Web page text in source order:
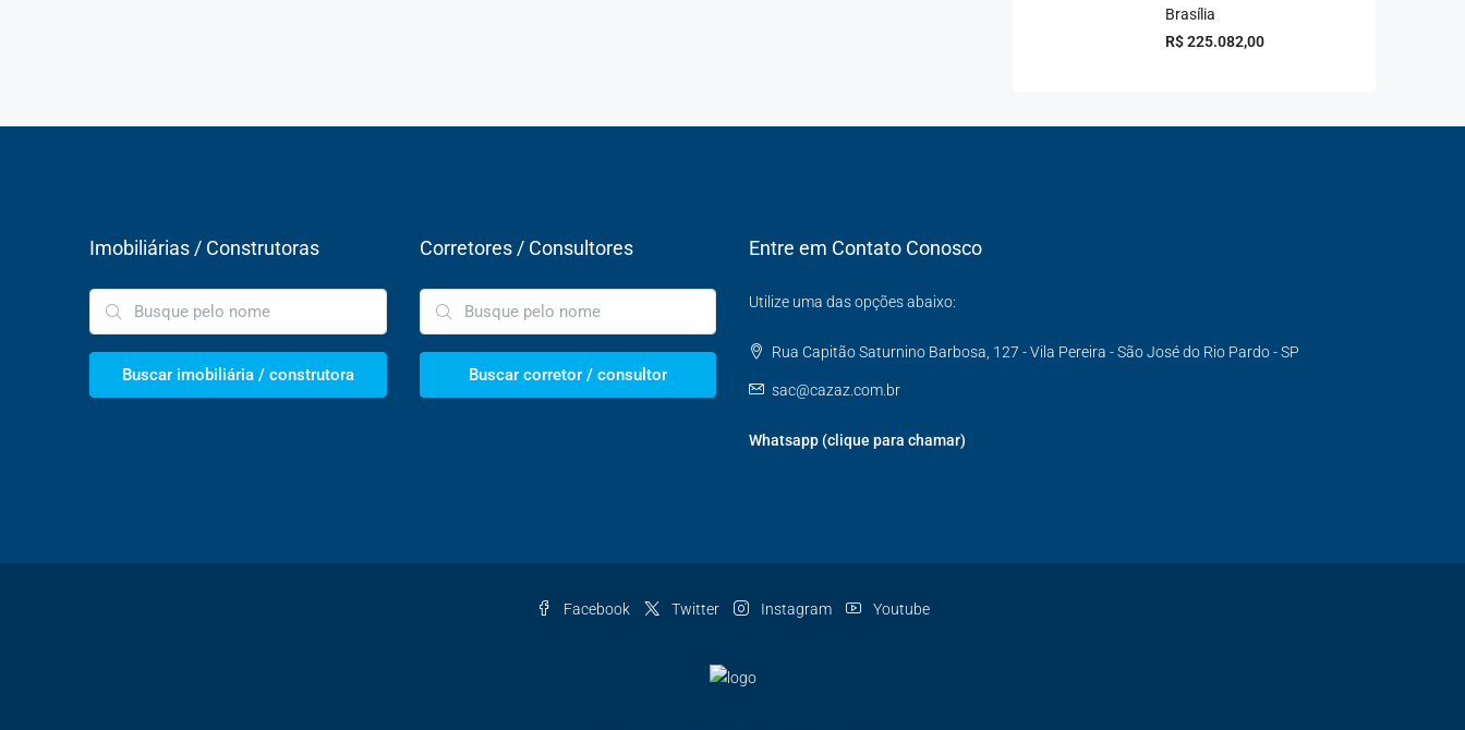
Brasília
R$ 225.082,00
Imobiliárias / Construtoras
Buscar imobiliária / construtora
Corretores / Consultores
Buscar corretor / consultor
Entre em Contato Conosco
Utilize uma das opções abaixo:
Rua Capitão Saturnino Barbosa, 127 - Vila Pereira - São José do Rio Pardo - SP
sac@cazaz.com.br
Whatsapp (clique para chamar)
Facebook Twitter Instagram Youtube